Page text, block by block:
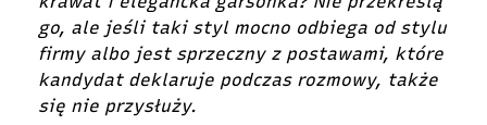
go, ale jeśli taki styl mocno odbiega od stylu
firmy albo jest sprzeczny z postawami, które
kandydat deklaruje podczas rozmowy, także
się nie przysłuży.